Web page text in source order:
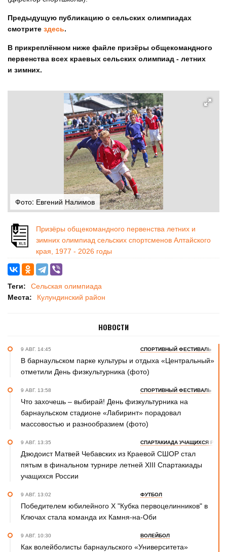
Предыдущую публикацию о сельских олимпиадах
смотрите здесь.
В прикреплённом ниже файле призёры общекомандного
первенства всех краевых сельских олимпиад - летних
и зимних.
Фото: Евгений Налимов
Призёры общекомандного первенства летних и
зимних олимпиад сельских спортсменов Алтайского
края, 1977 - 2026 годы
Теги:
Сельская олимпиада
Места:
Кулундинский район
НОВОСТИ
9 АВГ. 14:45 СПОРТИВНЫЙ ФЕСТИВАЛЬ
В барнаульском парке культуры и отдыха «Центральный»
отметили День физкультурника (фото)
9 АВГ. 13:58 СПОРТИВНЫЙ ФЕСТИВАЛЬ
Что захочешь – выбирай! День физкультурника на
барнаульском стадионе «Лабиринт» порадовал
массовостью и разнообразием (фото)
9 АВГ. 13:35 СПАРТАКИАДА УЧАЩИХСЯ
Дзюдоист Матвей Чебавских из Краевой СШОР стал
пятым в финальном турнире летней XIII Спартакиады
учащихся России
9 АВГ. 13:02 ФУТБОЛ
Победителем юбилейного Х "Кубка первоцелинников" в
Ключах стала команда их Камня-на-Оби
9 АВГ. 10:30 ВОЛЕЙБОЛ
Как волейболисты барнаульского «Университета»